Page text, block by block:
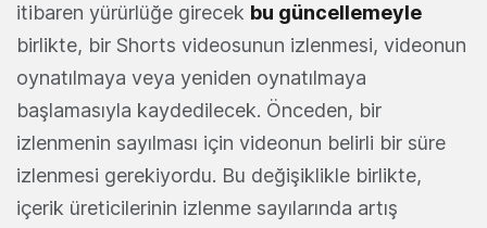
itibaren yürürlüğe girecek bu güncellemeyle
birlikte, bir Shorts videosunun izlenmesi, videonun
oynatılmaya veya yeniden oynatılmaya
başlamasıyla kaydedilecek. Önceden, bir
izlenmenin sayılması için videonun belirli bir süre
izlenmesi gerekiyordu. Bu değişiklikle birlikte,
içerik üreticilerinin izlenme sayılarında artış